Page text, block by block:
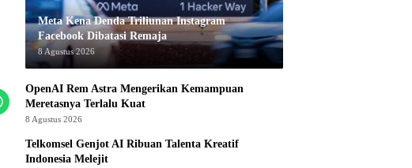
Meta Kena Denda Triliunan Instagram
Facebook Dibatasi Remaja
8 Agustus 2026
OpenAI Rem Astra Mengerikan Kemampuan
Meretasnya Terlalu Kuat
8 Agustus 2026
Telkomsel Genjot AI Ribuan Talenta Kreatif
Indonesia Melejit